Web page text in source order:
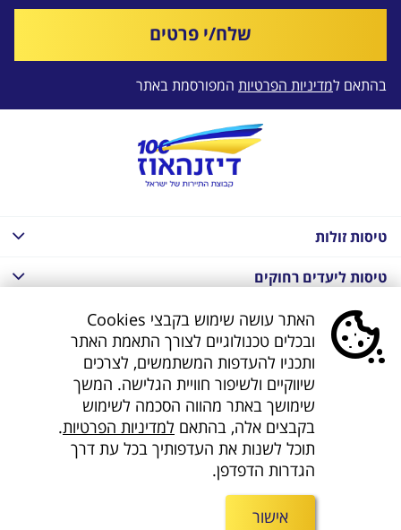
שלח/י פרטים
בהתאם למדיניות הפרטיות המפורסמת באתר
טיסות זולות
טיסות ליעדים רחוקים
חבילות נופש בחו"ל
חבילות נופש בחו"ל
חבילות טוס וסע
דילים לחו"ל
קישורים נוספים
חפשו אותנו ברשת
האתר עושה שימוש בקבצי Cookies
ובכלים טכנולוגיים לצורך התאמת האתר
ותכניו להעדפות המשתמשים, לצרכים
שיווקיים ולשיפור חוויית הגלישה. המשך
שימושך באתר מהווה הסכמה לשימוש
בקבצים אלה, בהתאם למדיניות הפרטיות.
תוכל לשנות את העדפותיך בכל עת דרך
הגדרות הדפדפן.
אישור